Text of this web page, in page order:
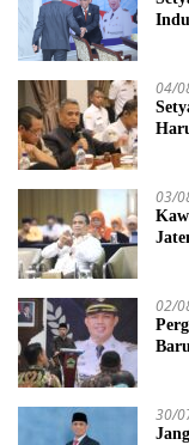
04/
03/
02/
30/